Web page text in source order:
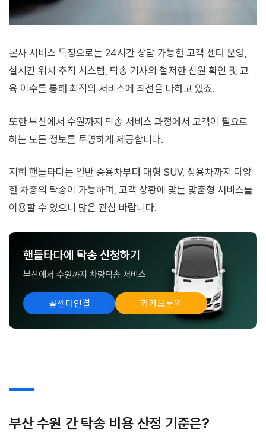
본사 서비스 특징으로는 24시간 상담 가능한 고객 센터 운영,
실시간 위치 추적 시스템, 탁송 기사의 철저한 신원 확인 및 교
육 이수를 통해 최적의 서비스에 최선을 다하고 있죠.
또한 부산에서 수원까지 탁송 서비스 과정에서 고객이 필요로
하는 모든 정보를 투명하게 제공합니다.
저희 핸들타다는 일반 승용차부터 대형 SUV, 상용차까지 다양
한 차종의 탁송이 가능하며, 고객 상황에 맞는 맞춤형 서비스를
이용할 수 있으니 많은 관심 바랍니다.
핸들타다에 탁송 신청하기
부산에서 수원까지 차량탁송 서비스
콜센터연결 카카오문의
부산 수원 간 탁송 비용 산정 기준은?